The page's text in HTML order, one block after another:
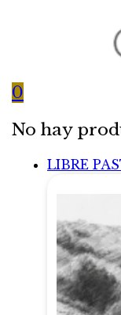
0
No hay
LIBRE